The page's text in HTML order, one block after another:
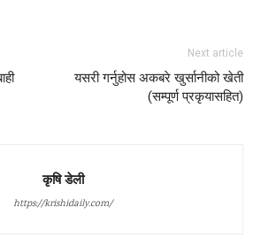
Next article
यसरी गर्नुहोस अकबरे खुर्सानीको खेती
(सम्पूर्ण प्रकृयासहित)
कृषि डेली
https://krishidaily.com/